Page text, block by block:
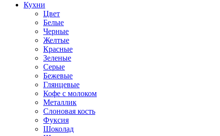
Кухни
Цвет
Белые
Черные
Желтые
Красные
Зеленые
Серые
Бежевые
Глянцевые
Кофе с молоком
Металлик
Слоновая кость
Фуксия
Шоколад